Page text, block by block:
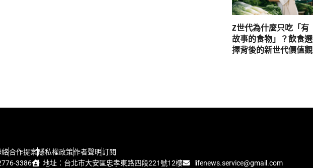
Z世代為什麼只吃「有
故事的食物」？飲食選
擇背後的新世代價值觀
絡合作提案隱私權政策作者聲明訂閱
3386
地址：台北市大安區忠孝東路四段221號12樓 lifenews.service@gmail.com